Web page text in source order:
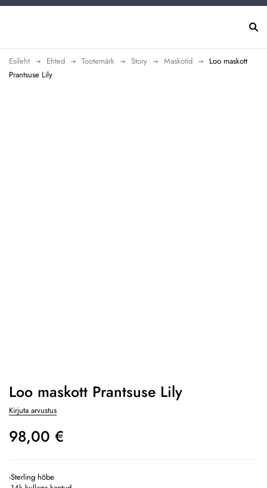
Esileht Ehted Tootemärk Story Maskotid
Loo maskott
Prantsuse Lily
Loo maskott Prantsuse Lily
Kirjuta arvustus
98,00 €
-Sterling hõbe